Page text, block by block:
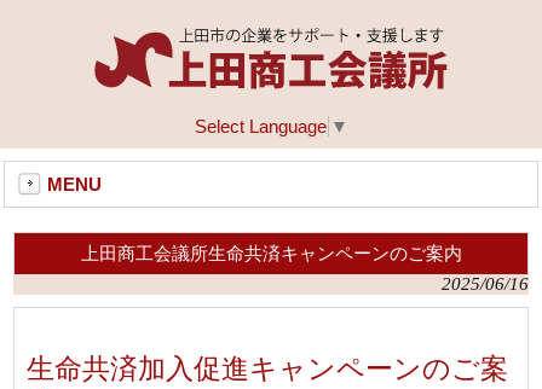
Select Language ▼
MENU
上田商工会議所生命共済キャンペーンのご案内
2025/06/16
生命共済加入促進キャンペーンのご案